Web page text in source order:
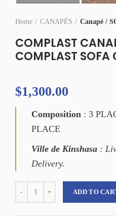
Home CANAPÉS Canapé /
COMPLAST
COMPLAST SOFA
$1,300.00
Composition : 3
PLACE
Ville de Kinshasa :
Delivery.
ADD TO